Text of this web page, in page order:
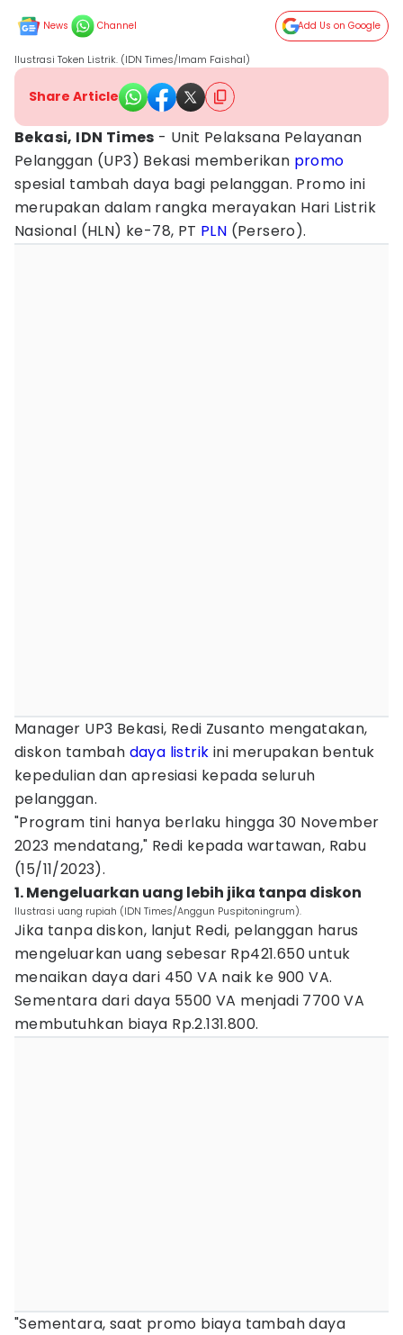
News Channel Add Us on Google
Ilustrasi Token Listrik. (IDN Times/Imam Faishal)
Share Article
Bekasi, IDN Times - Unit Pelaksana Pelayanan
Pelanggan (UP3) Bekasi memberikan promo
spesial tambah daya bagi pelanggan. Promo ini
merupakan dalam rangka merayakan Hari Listrik
Nasional (HLN) ke-78, PT PLN (Persero).
Manager UP3 Bekasi, Redi Zusanto mengatakan,
diskon tambah daya listrik ini merupakan bentuk
kepedulian dan apresiasi kepada seluruh
pelanggan.
"Program tini hanya berlaku hingga 30 November
2023 mendatang," Redi kepada wartawan, Rabu
(15/11/2023).
1. Mengeluarkan uang lebih jika tanpa diskon
Ilustrasi uang rupiah (IDN Times/Anggun Puspitoningrum).
Jika tanpa diskon, lanjut Redi, pelanggan harus
mengeluarkan uang sebesar Rp421.650 untuk
menaikan daya dari 450 VA naik ke 900 VA.
Sementara dari daya 5500 VA menjadi 7700 VA
membutuhkan biaya Rp.2.131.800.
"Sementara, saat promo biaya tambah daya